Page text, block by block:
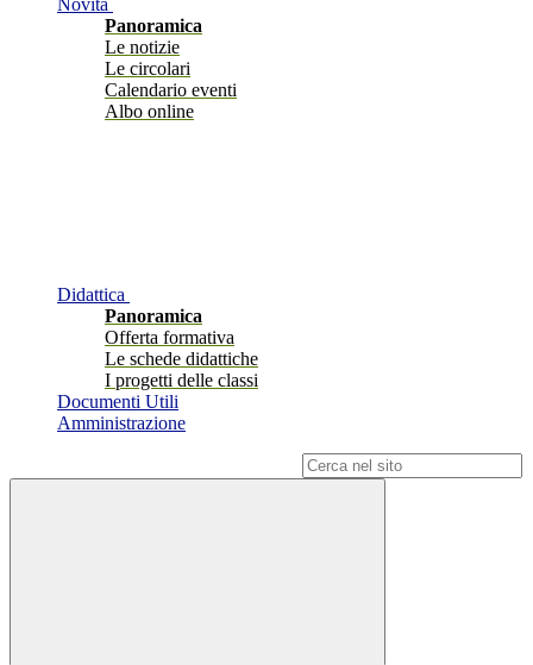
Novità
Panoramica
Le notizie
Le circolari
Calendario eventi
Albo online
Didattica
Panoramica
Offerta formativa
Le schede didattiche
I progetti delle classi
Documenti Utili
Amministrazione